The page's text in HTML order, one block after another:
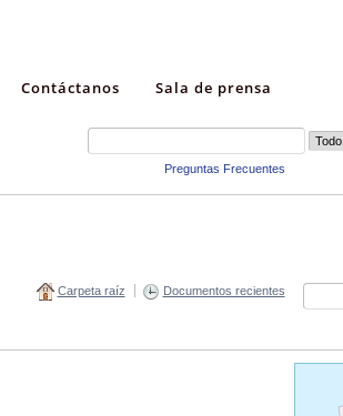
Contáctanos Sala de prensa
Preguntas Frecuentes
Carpeta raíz Documentos recientes